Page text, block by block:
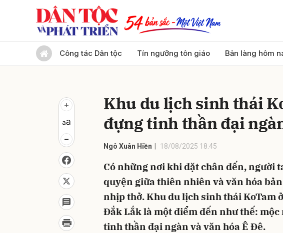
Công tác Dân tộc Tín ngưỡng tôn giáo Bản làng hôm
Khu du lịch sinh thái
đựng tinh thần đại
Ngô Xuân Hiền 18/08/2025 18:45
Có những nơi khi đặt chân đến, người
quyện giữa thiên nhiên và văn hóa
nhịp thở. Khu du lịch sinh thái KoTam
Đắk Lắk là một điểm đến như thế: mộc
tinh thần đại ngàn và văn hóa Ê Đê.
Gửi bình luận